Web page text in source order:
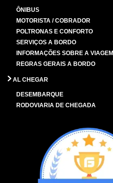
ÔNIBUS
MOTORISTA / COBRADOR
POLTRONAS E CONFORTO
SERVIÇOS A BORDO
INFORMAÇÕES SOBRE A VIAGEM
REGRAS GERAIS A BORDO
AL CHEGAR
DESEMBARQUE
RODOVIARIA DE CHEGADA